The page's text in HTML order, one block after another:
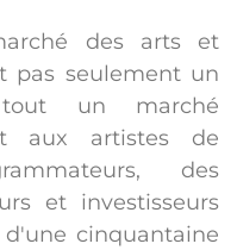
des arts et
pas seulement un
un marché
aux artistes de
des
et investisseurs
cinquantaine